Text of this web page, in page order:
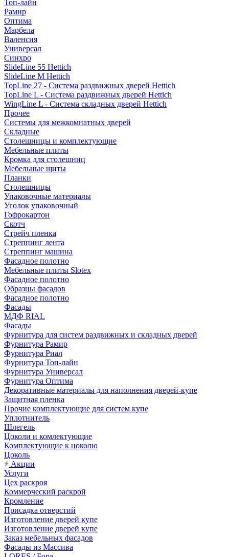
Топ-лайн
Рамир
Оптима
Марбела
Валенсия
Универсал
Синхро
SlideLine 55 Hettich
SlideLine M Hettich
TopLine 27 - Система раздвижных дверей Hettich
TopLine L - Система раздвижных дверей Hettich
WingLine L - Система складных дверей Hettich
Прочее
Системы для межкомнатных дверей
Складные
Столешницы и комплектующие
Мебельные плиты
Кромка для столешниц
Мебельные щиты
Планки
Столешницы
Упаковочные материалы
Уголок упаковочный
Гофрокартон
Скотч
Стрейч пленка
Стреппинг лента
Стреппинг машина
Фасадное полотно
Мебельные плиты Slotex
Фасадное полотно
Образцы фасадов
Фасадное полотно
Фасады
МДФ RIAL
Фасады
Фурнитура для систем раздвижных и складных дверей
Фурнитура Рамир
Фурнитура Риал
Фурнитура Топ-лайн
Фурнитура Универсал
Фурнитура Оптима
Декоративные материалы для наполнения дверей-купе
Защитная пленка
Прочие комплектующие для систем купе
Уплотнитель
Шлегель
Цоколи и комлектующие
Комплектующие к цоколю
Цоколь
Акции
Услуги
Цех раскроя
Коммерческий раскрой
Кромление
Присадка отверстий
Изготовление дверей купе
Изготовление дверей купе
Заказ мебельных фасадов
Фасады из Массива